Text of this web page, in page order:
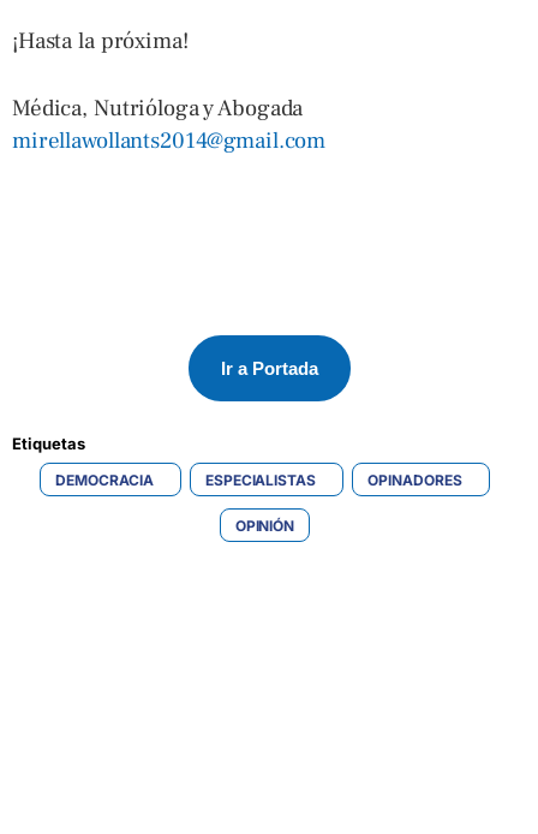
¡Hasta la próxima!
Médica, Nutrióloga y Abogada
mirellawollants2014@gmail.com
Ir a Portada
Etiquetas
DEMOCRACIA ESPECIALISTAS OPINADORES
OPINIÓN